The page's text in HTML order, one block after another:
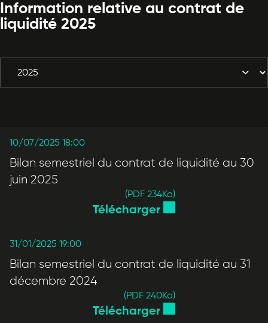
Information relative au contrat de
liquidité 2025
10/07/2025 18:00
Bilan semestriel du contrat de liquidité au 30
juin 2025
(PDF 234Ko)
Télécharger
31/01/2025 19:00
Bilan semestriel du contrat de liquidité au 31
décembre 2024
(PDF 240Ko)
Télécharger